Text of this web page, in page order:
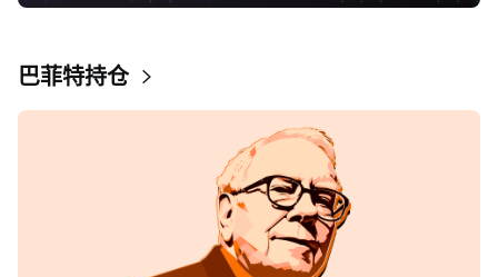
巴菲特持仓